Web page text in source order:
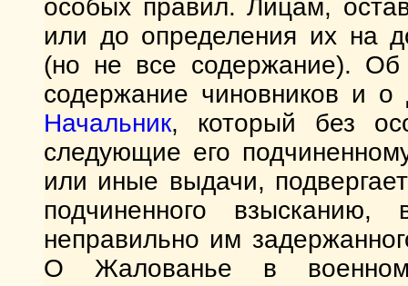
особых правил. Лицам,
или до определения их на
(но не все содержание).
содержание чиновников и
Начальник, который без
следующие его
или иные выдачи,
подчиненного
неправильно им
О Жалованье в